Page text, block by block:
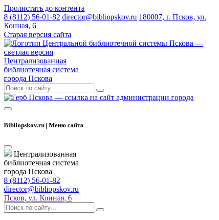
Пролистать до контента
8 (8112) 56-01-82 director@bibliopskov.ru 180007, г. Псков, ул.
Конная, 6
Старая версия сайта
Централизованная
библиотечная система
города Пскова
Bibliopskov.ru | Меню сайта
Централизованная
библиотечная система
города Пскова
8 (8112) 56-01-82
director@bibliopskov.ru
Псков, ул. Конная, 6